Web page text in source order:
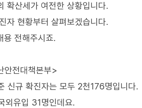
확산세가 여전한 상황입니다.
자 현황부터 살펴보겠습니다.
용 전해주시죠.
안전대책본부>
신규 확진자는 모두 2천176명입니다.
외유입 31명인데요.